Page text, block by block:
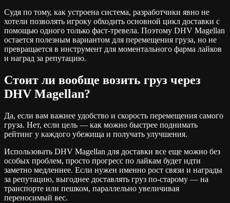
Судя по тому, как устроена система, разработчики явно не
хотели позволять игроку обходить основной цикл доставки с
помощью одного только фаст-тревела. Поэтому DHV Magellan
остается полезным вариантом для перемещения груза, но не
превращается в инструмент для моментального фарма лайков
и наград за репутацию.
Стоит ли вообще возить груз через
DHV Magellan?
Да, если вам важнее удобство и скорость перемещения самого
груза. Нет, если цель — как можно быстрее поднимать
рейтинг у каждого убежища и получать улучшения.
Использовать DHV Magellan для доставки все еще можно без
особых проблем, просто прогресс по лайкам будет идти
заметно медленнее. Если нужен именно рост связи и награды
за репутацию, выгоднее доставлять груз по-старому — на
транспорте или пешком, параллельно увеличивая
переносимый вес.